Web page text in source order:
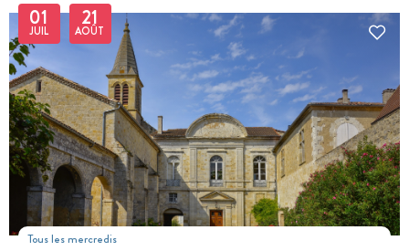
Tous les mercredis
01
JUIL 21
AOÛT